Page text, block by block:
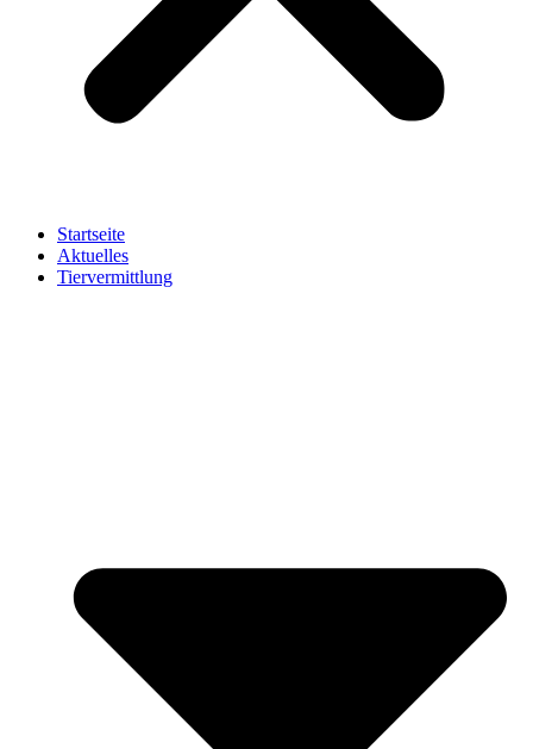
Startseite
Aktuelles
Tiervermittlung